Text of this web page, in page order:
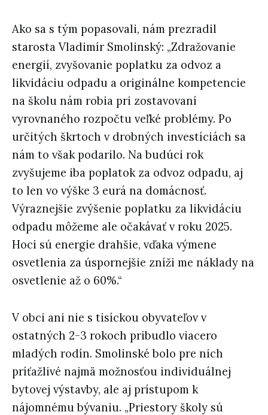
Ako sa s tým popasovali, nám prezradil
starosta Vladimír Smolinský: „Zdražovanie
energií, zvyšovanie poplatku za odvoz a
likvidáciu odpadu a originálne kompetencie
na školu nám robia pri zostavovaní
vyrovnaného rozpočtu veľké problémy. Po
určitých škrtoch v drobných investíciách sa
nám to však podarilo. Na budúci rok
zvyšujeme iba poplatok za odvoz odpadu, aj
to len vo výške 3 eurá na domácnosť.
Výraznejšie zvýšenie poplatku za likvidáciu
odpadu môžeme ale očakávať v roku 2025.
Hoci sú energie drahšie, vďaka výmene
osvetlenia za úspornejšie zníži me náklady na
osvetlenie až o 60%.“
V obci ani nie s tisíckou obyvateľov v
ostatných 2-3 rokoch pribudlo viacero
mladých rodín. Smolinské bolo pre nich
príťažlivé najmä možnosťou individuálnej
bytovej výstavby, ale aj prístupom k
nájomnému bývaniu. „Priestory školy sú